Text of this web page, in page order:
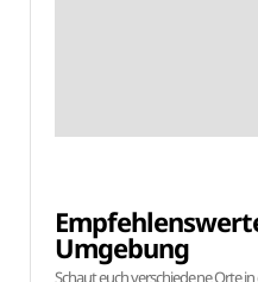
Umgebung
Schaut euch verschiedene Orte